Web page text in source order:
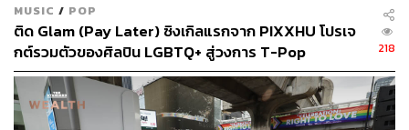
MUSIC / POP
ติด Glam (Pay Later) ซิงเกิลแรกจาก PIXXHU โปรเจ
กต์รวมตัวของศิลปิน LGBTQ+ สู่วงการ T-Pop
218